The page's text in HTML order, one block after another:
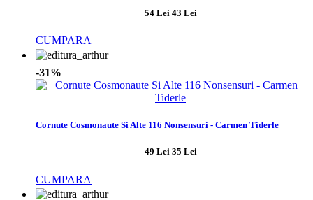
54 Lei 43 Lei
CUMPARA
-31%
Cornute Cosmonaute Si Alte 116 Nonsensuri - Carmen Tiderle
49 Lei35 Lei
CUMPARA